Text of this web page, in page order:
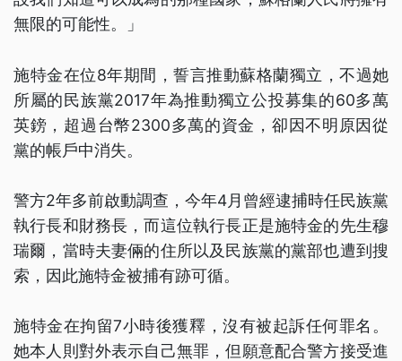
無限的可能性。」
施特金在位8年期間，誓言推動蘇格蘭獨立，不過她
所屬的民族黨2017年為推動獨立公投募集的60多萬
英鎊，超過台幣2300多萬的資金，卻因不明原因從
黨的帳戶中消失。
警方2年多前啟動調查，今年4月曾經逮捕時任民族黨
執行長和財務長，而這位執行長正是施特金的先生穆
瑞爾，當時夫妻倆的住所以及民族黨的黨部也遭到搜
索，因此施特金被捕有跡可循。
施特金在拘留7小時後獲釋，沒有被起訴任何罪名。
她本人則對外表示自己無罪，但願意配合警方接受進